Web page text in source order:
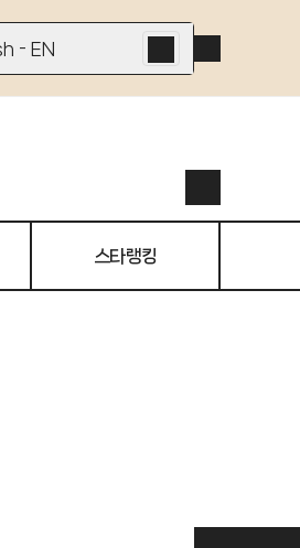
- EN
스타랭킹